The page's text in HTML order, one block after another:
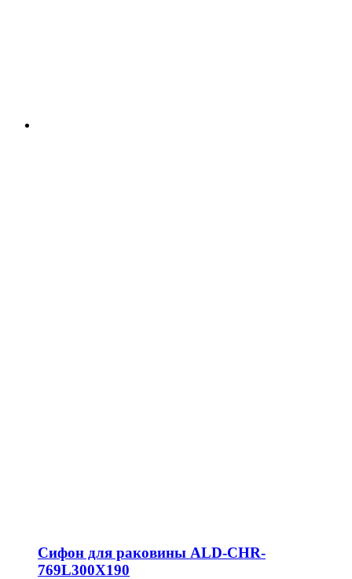
Сифон для раковины ALD-CHR-
769L300X190